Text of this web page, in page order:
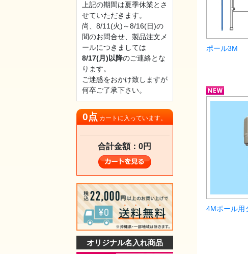
上記の期間は夏季休業とさ
せていただきます。
尚、8/11(火)～8/16(日)の
間のお問合せ、製品注文メ
ールにつきましては
8/17(月)以降のご連絡とな
ります。
ご迷惑をおかけ致しますが
何卒ご了承下さい。
0点 カートに入っています。
合計金額：0円
オリジナル名入れ商品
ポール3M
4Mポール用